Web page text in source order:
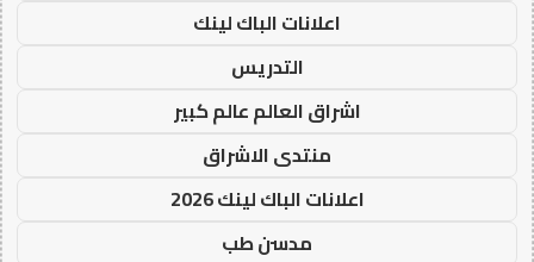
اعلانات الباك لينك
التدريس
اشراق العالم عالم كبير
منتدى الاشراق
اعلانات الباك لينك 2026
مدسن طب